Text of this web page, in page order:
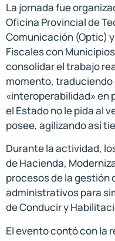
La jornada fue
Oficina Provincial de
Comunicación (Optic)
Fiscales con
consolidar el trabajo
momento,
«interoperabilidad» en
el Estado no le pida al
posee, agilizando así
Durante la actividad,
de Hacienda,
procesos de la gestión
administrativos para
de Conducir y
El evento contó con la